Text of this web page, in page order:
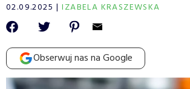
02.09.2025 IZABELA KRASZEWSKA
Obserwuj nas na Google